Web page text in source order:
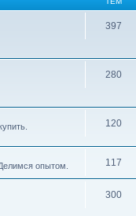
397
280
120
опытом. 117
300